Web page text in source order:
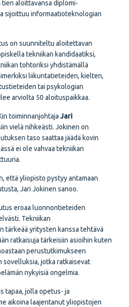
tien aloittavansa diplomi-
sijoittuu informaatioteknologian
on suunniteltu aloitettavan
tekniikan kandidaatiksi,
tohtoriksi yhdistämällä
liikuntatieteiden, kielten,
tai psykologian
arviolta 50 aloituspaikkaa.
toiminnanjohtajaJari
vielä nihkeästi. Jokinen on
taso saattaa jäädä kovin
ei ole vahvaa tekniikan
että yliopisto pystyy antamaan
Jari Jokinen sanoo.
eroaa luonnontieteiden
Tekniikan
tärkeää yritysten kanssa tehtävä
ratkaisuja tärkeisiin asioihin kuten
perustutkimukseen
sovelluksia, jotka ratkaisevat
nykyisiä ongelmia.
tapaa, jolla opetus- ja
aikoina laajentanut yliopistojen